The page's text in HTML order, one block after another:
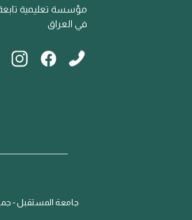
مؤسسة تعليمية تابعة
في العراق
جامعة المستقبل -